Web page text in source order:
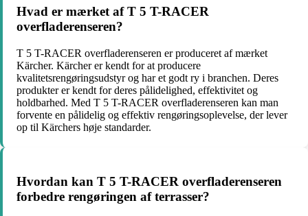
Hvad er mærket af T 5 T-RACER
overfladerenseren?
T 5 T-RACER overfladerenseren er produceret af mærket
Kärcher. Kärcher er kendt for at producere
kvalitetsrengøringsudstyr og har et godt ry i branchen. Deres
produkter er kendt for deres pålidelighed, effektivitet og
holdbarhed. Med T 5 T-RACER overfladerenseren kan man
forvente en pålidelig og effektiv rengøringsoplevelse, der lever
op til Kärchers høje standarder.
Hvordan kan T 5 T-RACER overfladerenseren
forbedre rengøringen af terrasser?